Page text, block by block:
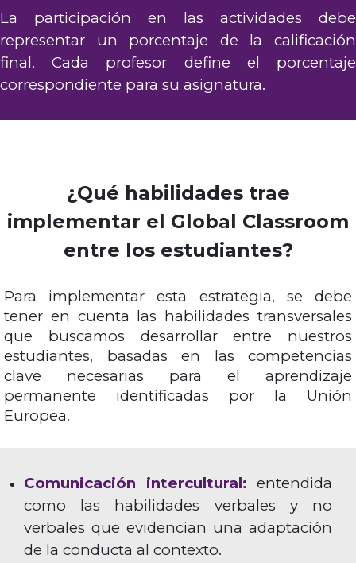
La participación en las actividades debe
representar un porcentaje de la calificación
final. Cada profesor define el porcentaje
correspondiente para su asignatura.
¿Qué habilidades trae
implementar el Global Classroom
entre los estudiantes?
Para implementar esta estrategia, se debe
tener en cuenta las habilidades transversales
que buscamos desarrollar entre nuestros
estudiantes, basadas en las competencias
clave necesarias para el aprendizaje
permanente identificadas por la Unión
Europea.
Comunicación intercultural: entendida
como las habilidades verbales y no
verbales que evidencian una adaptación
de la conducta al contexto.